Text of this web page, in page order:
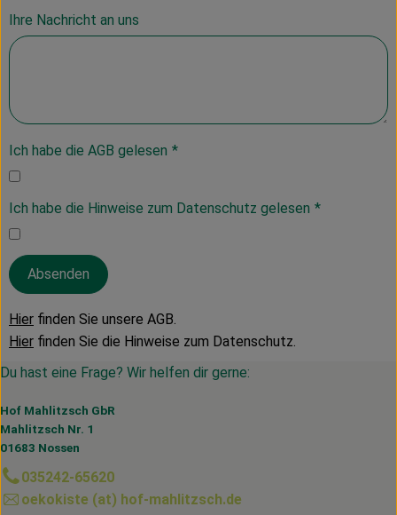
Ihre Nachricht an uns
Ich habe die AGB gelesen *
Ich habe die Hinweise zum Datenschutz gelesen *
Absenden
Hier finden Sie unsere AGB.
Hier finden Sie die Hinweise zum Datenschutz.
Du hast eine Frage? Wir helfen dir gerne:
Hof Mahlitzsch GbR
Mahlitzsch Nr. 1
01683 Nossen
035242-65620
oekokiste (at) hof-mahlitzsch.de